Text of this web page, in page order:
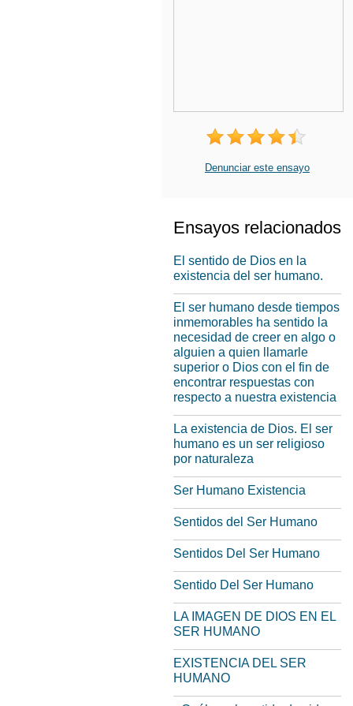
Denunciar este ensayo
Ensayos relacionados
El sentido de Dios en la
existencia del ser humano.
El ser humano desde tiempos
inmemorables ha sentido la
necesidad de creer en algo o
alguien a quien llamarle
superior o Dios con el fin de
encontrar respuestas con
respecto a nuestra existencia
La existencia de Dios. El ser
humano es un ser religioso
por naturaleza
Ser Humano Existencia
Sentidos del Ser Humano
Sentidos Del Ser Humano
Sentido Del Ser Humano
LA IMAGEN DE DIOS EN EL
SER HUMANO
EXISTENCIA DEL SER
HUMANO